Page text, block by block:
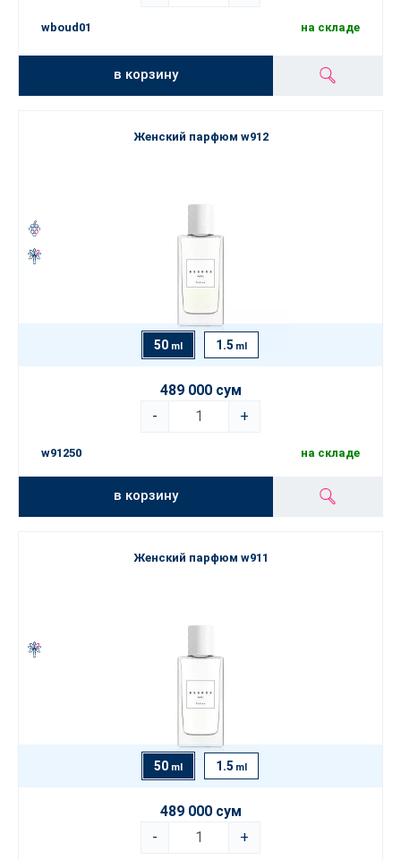
wboud01 на складе
в корзину
Женский парфюм w912
50 ml 1.5 ml
489 000 сум
-
+
w91250 на складе
в корзину
Женский парфюм w911
50 ml 1.5 ml
489 000 сум
-
+